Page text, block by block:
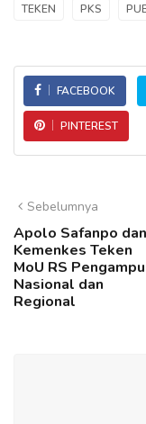
TEKEN
PKS
FACEBOOK
PINTEREST
Sebelumnya
Apolo Safanpo dan
Kemenkes Teken
MoU RS Pengampu
Nasional dan
Regional